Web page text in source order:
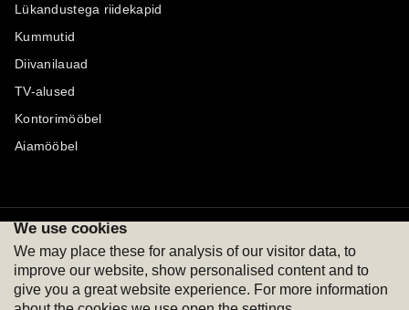
Lükandustega riidekapid
Kummutid
Diivanilauad
TV-alused
Kontorimööbel
Aiamööbel
We use cookies
We may place these for analysis of our visitor data, to
improve our website, show personalised content and to
give you a great website experience. For more information